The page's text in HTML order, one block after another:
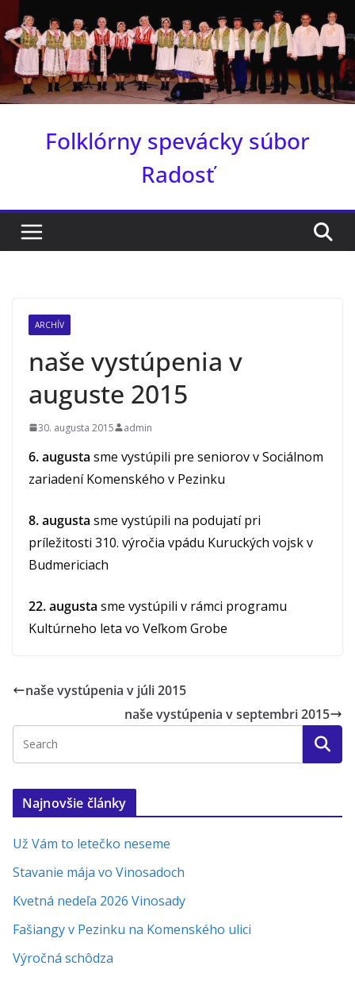
to
content
Folklórny spevácky súbor
Radosť
ARCHÍV
naše vystúpenia v
auguste 2015
30. augusta 2015 admin
6. augusta sme vystúpili pre seniorov v Sociálnom
zariadení Komenského v Pezinku
8. augusta sme vystúpili na podujatí pri
príležitosti 310. výročia vpádu Kuruckých vojsk v
Budmericiach
22. augusta sme vystúpili v rámci programu
Kultúrneho leta vo Veľkom Grobe
naše vystúpenia v júli 2015
naše vystúpenia v septembri 2015
Najnovšie články
Už Vám to letečko neseme
Stavanie mája vo Vinosadoch
Kvetná nedeľa 2026 Vinosady
Fašiangy v Pezinku na Komenského ulici
Výročná schôdza